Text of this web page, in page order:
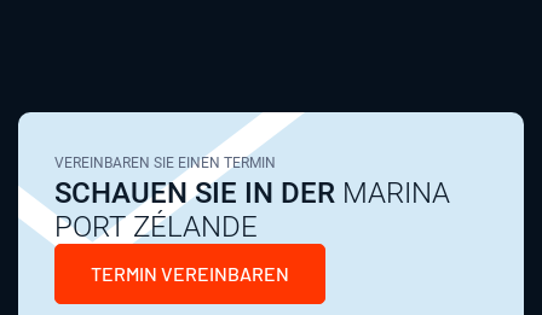
VEREINBAREN SIE EINEN TERMIN
SCHAUEN SIE IN DER MARINA
PORT ZÉLANDE
TERMIN VEREINBAREN